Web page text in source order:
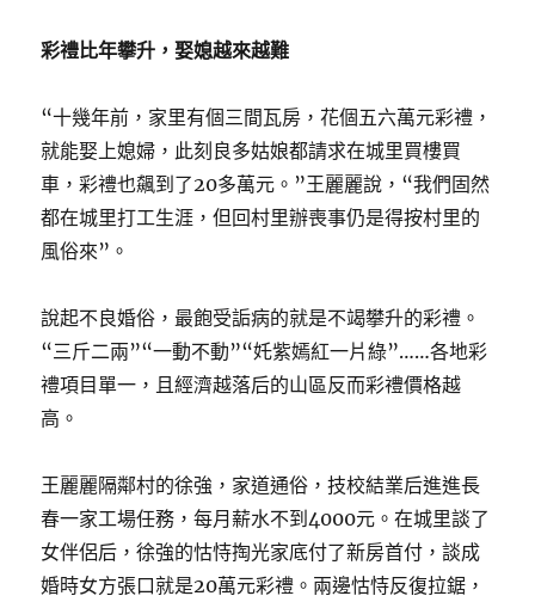
彩禮比年攀升，娶媳越來越難
“十幾年前，家里有個三間瓦房，花個五六萬元彩禮，
就能娶上媳婦，此刻良多姑娘都請求在城里買樓買
車，彩禮也飆到了20多萬元。”王麗麗說，“我們固然
都在城里打工生涯，但回村里辦喪事仍是得按村里的
風俗來”。
說起不良婚俗，最飽受詬病的就是不竭攀升的彩禮。
“三斤二兩”“一動不動”“奼紫嫣紅一片綠”……各地彩
禮項目單一，且經濟越落后的山區反而彩禮價格越
高。
王麗麗隔鄰村的徐強，家道通俗，技校結業后進進長
春一家工場任務，每月薪水不到4000元。在城里談了
女伴侶后，徐強的怙恃掏光家底付了新房首付，談成
婚時女方張口就是20萬元彩禮。兩邊怙恃反復拉鋸，